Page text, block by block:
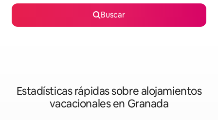
Buscar
Estadísticas rápidas sobre alojamientos
vacacionales en Granada